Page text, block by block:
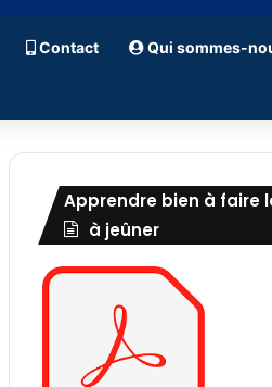
Contact Qui sommes-
Apprendre bien à faire
à jeûner